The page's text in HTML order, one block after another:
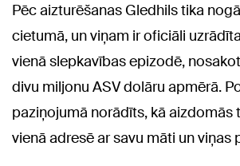
Pēc aizturēšanas Gledhils tika
cietumā, un viņam ir oficiāli
vienā slepkavības epizodē,
divu miljonu ASV dolāru apmērā.
paziņojumā norādīts, kā aizdomās
vienā adresē ar savu māti un viņas